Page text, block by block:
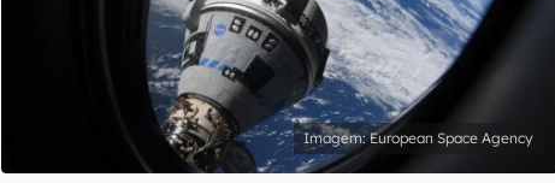
European Space Agency